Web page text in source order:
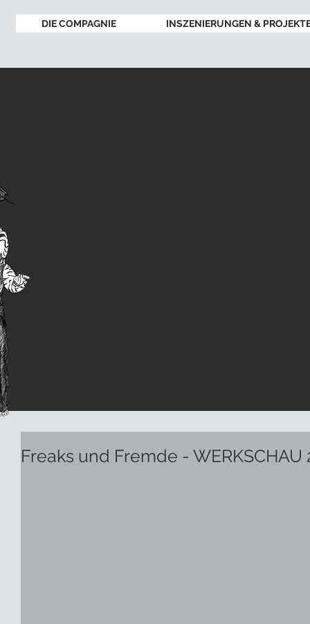
DIE COMPAGNIE INSZENIERUNGEN &
Freaks und Fremde - WERKSCHAU